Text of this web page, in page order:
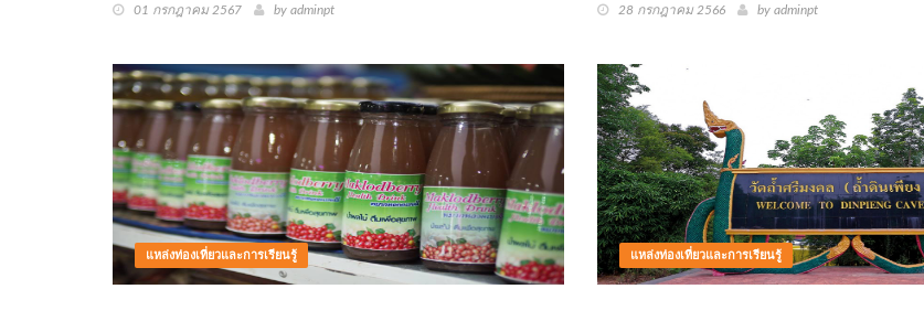
01 กรกฎาคม 2567 by adminpt 28 กรกฎาคม 2566 by adminpt
แหล่งท่องเที่ยวและการเรียนรู้ แหล่งท่องเที่ยวและการเรียนรู้